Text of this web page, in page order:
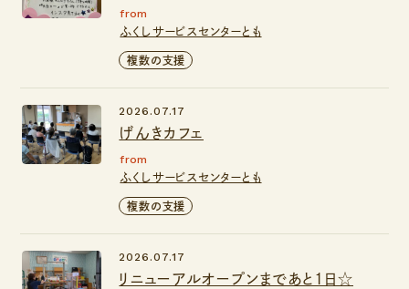
from
ふくしサービスセンターとも
複数の支援
げんきカフェ
2026.07.17
from
ふくしサービスセンターとも
複数の支援
リニューアルオープンまであと1日☆
2026.07.17